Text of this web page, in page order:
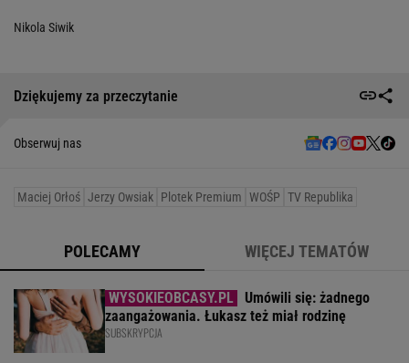
Nikola Siwik
Dziękujemy za przeczytanie
Obserwuj nas
Maciej Orłoś Jerzy Owsiak Plotek Premium WOŚP TV Republika
POLECAMY WIĘCEJ TEMATÓW
Umówili się: żadnego
zaangażowania. Łukasz też miał rodzinę
SUBSKRYPCJA